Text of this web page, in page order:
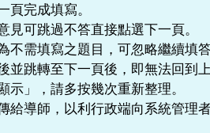
頁完成填寫。
可跳過不答直接點選下一頁。
需填寫之題目，可忽略繼續填答
跳轉至下一頁後，即無法回到
」，請多按幾次重新整理。
導師，以利行政端向系統管理者